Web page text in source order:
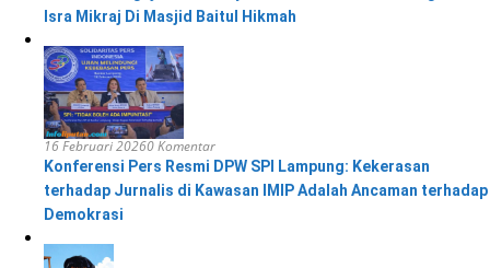
Isra Mikraj Di Masjid Baitul Hikmah
16 Februari 20260 Komentar
Konferensi Pers Resmi DPW SPI Lampung: Kekerasan
terhadap Jurnalis di Kawasan IMIP Adalah Ancaman terhadap
Demokrasi